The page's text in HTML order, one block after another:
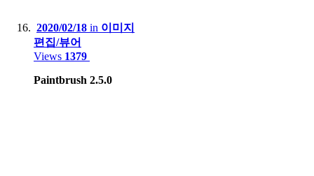
2020/02/18 in 이미지
편집/뷰어
Views 1379
Paintbrush 2.5.0